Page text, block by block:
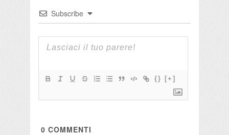
Subscribe
{} [+]
0 COMMENTI